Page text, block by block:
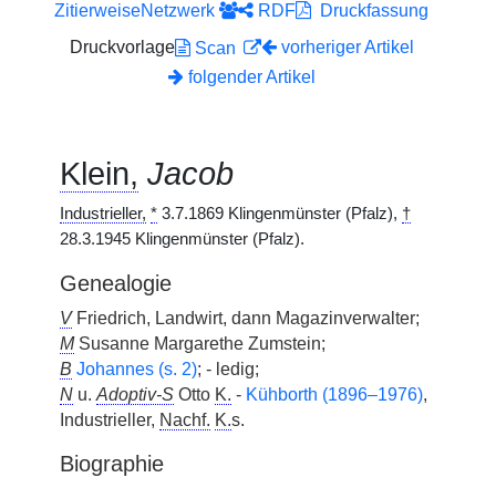
ZitierweiseNetzwerk RDF
Druckfassung
Druckvorlage
Scan
vorheriger Artikel
folgender Artikel
Klein, Jacob
Industrieller, * 3.7.1869 Klingenmünster (Pfalz), †
28.3.1945 Klingenmünster (Pfalz).
Genealogie
VFriedrich, Landwirt, dann Magazinverwalter;
MSusanne Margarethe Zumstein;
B Johannes (s. 2); - ledig;
N u. Adoptiv-S Otto K. - Kühborth (1896–1976),
Industrieller, Nachf. K.s.
Biographie